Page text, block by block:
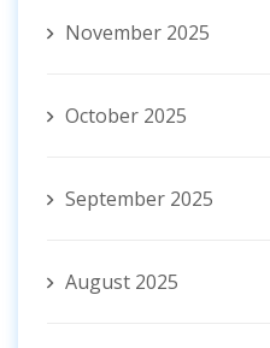
November 2025
October 2025
September 2025
August 2025